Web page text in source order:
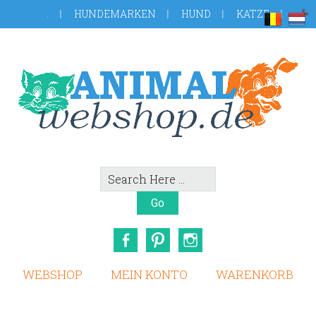
to
Fußzeile
. HUNDEMARKEN HUND KATZE
Search
Here
FacebookPinterest
WEBSHOP MEIN KONTO WARENKORB